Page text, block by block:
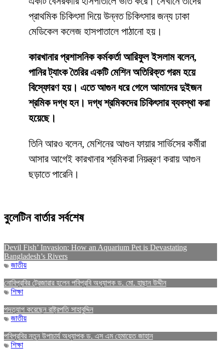
প্রাথমিক চিকিৎসা দিয়ে উন্নত চিকিৎসার জন্য ঢাকা
মেডিকেল কলেজ হাসপাতালে পাঠানো হয়।
কারখানার প্রশাসনিক কর্মকর্তা আরিফুল ইসলাম বলেন,
পানির ট্যাংক তৈরির একটি মেশিন অতিরিক্ত গরম হয়ে
বিস্ফোরণ হয়। এতে আগুন ধরে গেলে আমাদের দুইজন
শ্রমিক দগ্ধ হন। দগ্ধ শ্রমিকদের চিকিৎসার ব্যবস্থা করা
হয়েছে।
তিনি আরও বলেন, মেশিনের আগুন ফায়ার সার্ভিসের কর্মীরা
আসার আগেই কারখানার শ্রমিকরা নিয়ন্ত্রণ করায় আগুন
ছড়াতে পারেনি।
বুলেটিন বার্তার সর্বশেষ
Devil Fish’ Invasion: How an Aquarium Pet is Devastating
Bangladesh’s Rivers
জাতীয়
নোবিপ্রবির ট্রেজারার হলেন পবিপ্রবি অধ্যাপক ড. মো. হাছান উদ্দীন
শিক্ষা
পদত্যাগ করেছেন রাষ্ট্রপতি সাহাবুদ্দিন
জাতীয়
পবিপ্রবির নতুন উপাচার্য অধ্যাপক ড. এস এম হেমায়েত জাহান
শিক্ষা